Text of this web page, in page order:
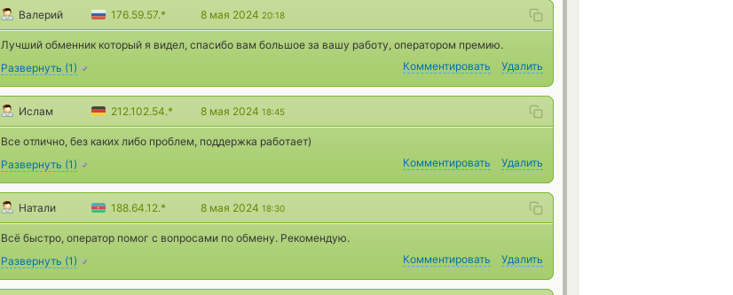
Валерий 176.59.57.* 8 мая 2024 20:18
Лучший обменник который я видел, спасибо вам большое за вашу работу, оператором премию.
Развернуть (1) Комментировать Удалить
Ислам 212.102.54.* 8 мая 2024 18:45
Все отлично, без каких либо проблем, поддержка работает)
Развернуть (1) Комментировать Удалить
Натали 188.64.12.* 8 мая 2024 18:30
Всё быстро, оператор помог с вопросами по обмену. Рекомендую.
Развернуть (1) Комментировать Удалить